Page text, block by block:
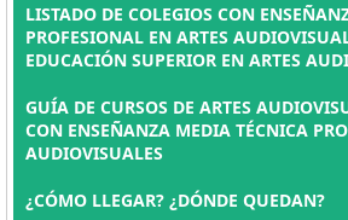
LISTADO DE COLEGIOS CON
PROFESIONAL EN ARTES
EDUCACIÓN SUPERIOR EN ARTES
GUÍA DE CURSOS DE ARTES
CON ENSEÑANZA MEDIA TÉCNICA
AUDIOVISUALES
¿CÓMO LLEGAR? ¿DÓNDE QUEDAN?